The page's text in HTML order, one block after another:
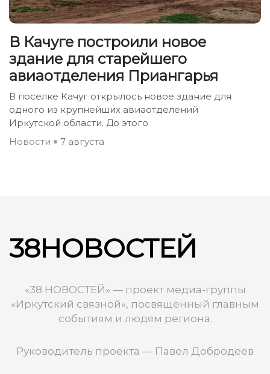
В Качуге построили новое
здание для старейшего
авиаотделения Приангарья
В поселке Качуг открылось новое здание для
одного из крупнейших авиаотделений
Иркутской области. До этого
Новости
7 августа
38НОВОСТЕЙ
«38 НОВОСТЕЙ» — проект медиа-группы
«Иркутский связной», посвященный главным
событиям и людям региона.
Руководитель проекта — Павел Добродеев